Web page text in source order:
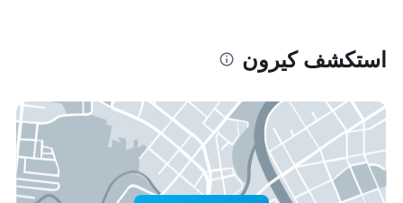
استكشف كيرون